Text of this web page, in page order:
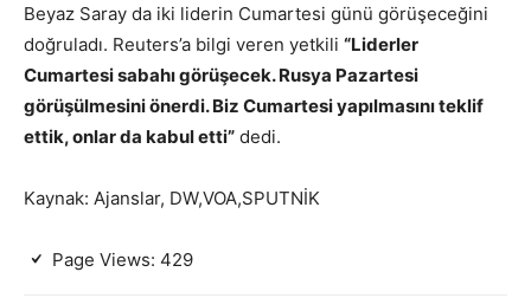
Beyaz Saray da iki liderin Cumartesi günü görüşeceğini
doğruladı. Reuters’a bilgi veren yetkili “Liderler
Cumartesi sabahı görüşecek. Rusya Pazartesi
görüşülmesini önerdi. Biz Cumartesi yapılmasını teklif
ettik, onlar da kabul etti” dedi.
Kaynak: Ajanslar, DW,VOA,SPUTNİK
Page Views: 429